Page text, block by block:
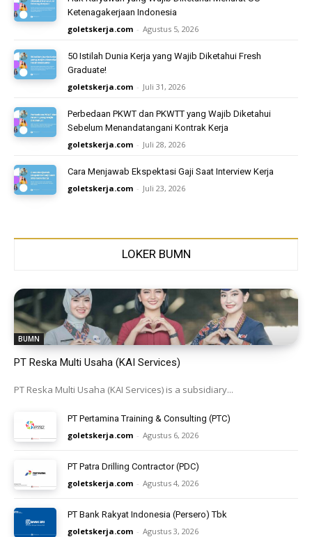
Ketenagakerjaan Indonesia
goletskerja.com - Agustus 5, 2026
50 Istilah Dunia Kerja yang Wajib Diketahui Fresh
Graduate!
goletskerja.com - Juli 31, 2026
Perbedaan PKWT dan PKWTT yang Wajib Diketahui
Sebelum Menandatangani Kontrak Kerja
goletskerja.com - Juli 28, 2026
Cara Menjawab Ekspektasi Gaji Saat Interview Kerja
goletskerja.com - Juli 23, 2026
LOKER BUMN
BUMN
PT Reska Multi Usaha (KAI Services)
PT Reska Multi Usaha (KAI Services) is a subsidiary...
PT Pertamina Training & Consulting (PTC)
goletskerja.com - Agustus 6, 2026
PT Patra Drilling Contractor (PDC)
goletskerja.com - Agustus 4, 2026
PT Bank Rakyat Indonesia (Persero) Tbk
goletskerja.com - Agustus 3, 2026